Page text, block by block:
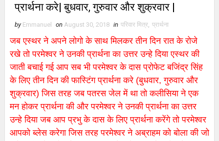
प्रार्थना करे| बुधवार, गुरुवार और शुक्रवार |
by Emmanuel on August 30, 2018 in परिवार मित्र, प्रार्थना
जब एस्थर ने अपने लोगो के साथ मिलकर तीन दिन रात के रोजे
रखे तो परमेश्वर ने उनकी प्रार्थना का उत्तर उन्हे दिया एस्थर की
जाती बचाई गई आप सब भी परमेश्वर के दास प्रोफेट बजिंद्र सिंह
के लिए तीन दिन की फास्टिंग प्रार्थना करे (बुधवार, गुरुवार और
शुक्रवार) जिस तरह जब पतरस जेल में था तो कलीसिया ने एक
मन होकर प्रार्थना की और परमेश्वर ने उनकी प्रार्थना का उत्तर
उन्हे दिया जब आप प्रभु के दास के लिए प्रार्थना करेंगे तो परमेश्वर
आपको ब्लेस करेगा जिस तरह परमेश्वर ने अब्राहम को बोला की जो